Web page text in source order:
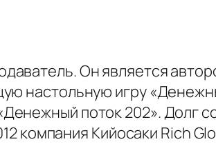
Он является
настольную игру
поток 202». Долг
компания Кийосаки Rich